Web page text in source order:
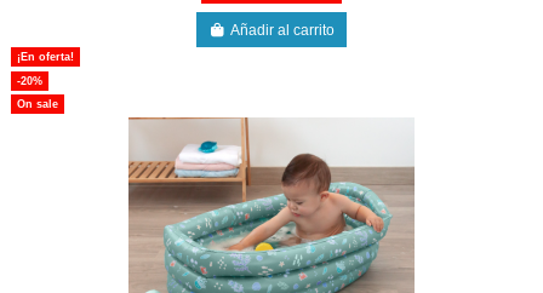
Añadir al carrito
¡En oferta!
-20%
On sale